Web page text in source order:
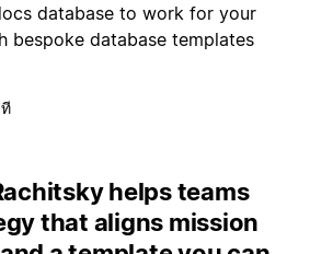
database to work for your
bespoke database templates
helps teams
that aligns mission